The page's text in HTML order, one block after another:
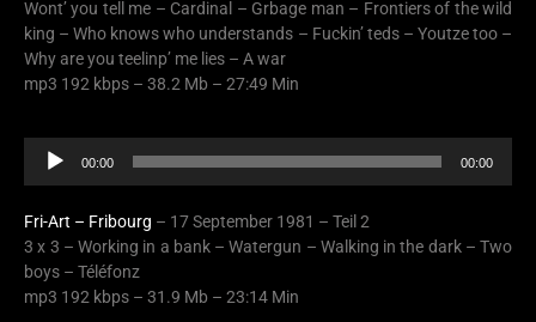
Wont’ you tell me – Cardinal – Grbage man – Frontiers of the wild
king – Who knows who understands – Fuckin’ teds – Youtze too –
Why are you teelinp’ me lies – A war
mp3 192 kbps – 38.2 Mb – 27:49 Min
Audio
Player
00:00 00:00
Fri-Art – Fribourg – 17 September 1981 – Teil 2
3 x 3 – Working in a bank – Watergun – Walking in the dark – Two
boys – Téléfonz
mp3 192 kbps – 31.9 Mb – 23:14 Min